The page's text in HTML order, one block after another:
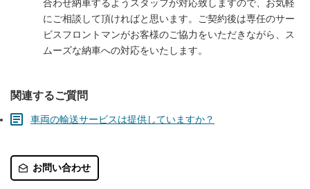
合わせ納車するようスタッフが対応致しますので、お気軽
にご相談して頂ければと思います。ご契約後は専任のサー
ビスフロントマンがお客様のご協力をいただきながら、ス
ムーズな納車への対応をいたします。
関連するご質問
車両の輸送サービスは提供していますか？
お問い合わせ